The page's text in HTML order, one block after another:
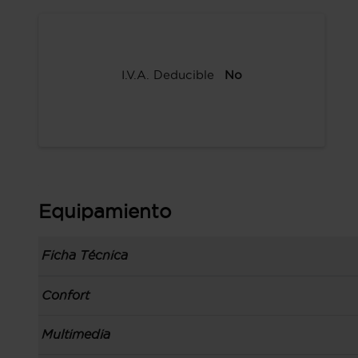
I.V.A. Deducible No
Equipamiento
Ficha Técnica
Información de la versión: número última lista
Carrocería tipo berlina con portón con 5
Confort
Toma/s de 12v en los asientos delanteros
Multimedia